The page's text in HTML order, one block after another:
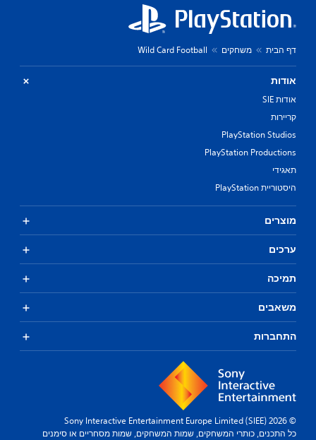
דף הבית משחקים Wild Card Football
אודות
אודות SIE
קריירות
PlayStation Studios
PlayStation Productions
תאגידי
היסטוריית PlayStation
מוצרים
ערכים
תמיכה
משאבים
התחברות
© 2026 Sony Interactive Entertainment Europe Limited (SIEE)
כל התכנים, כותרי המשחקים, שמות המשחקים, שמות מסחריים או סימנים